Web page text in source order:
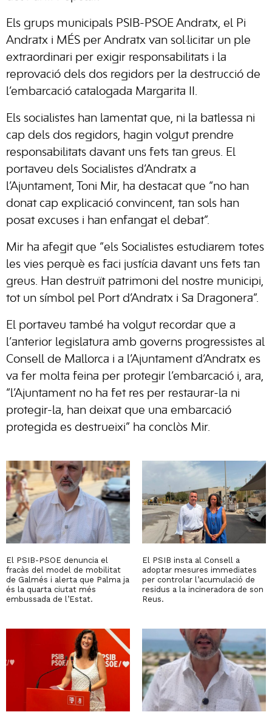
Els grups municipals PSIB-PSOE Andratx, el Pi
Andratx i MÉS per Andratx van sol·licitar un ple
extraordinari per exigir responsabilitats i la
reprovació dels dos regidors per la destrucció de
l’embarcació catalogada Margarita II.
Els socialistes han lamentat que, ni la batlessa ni
cap dels dos regidors, hagin volgut prendre
responsabilitats davant uns fets tan greus. El
portaveu dels Socialistes d’Andratx a
l’Ajuntament, Toni Mir, ha destacat que “no han
donat cap explicació convincent, tan sols han
posat excuses i han enfangat el debat”.
Mir ha afegit que “els Socialistes estudiarem totes
les vies perquè es faci justícia davant uns fets tan
greus. Han destruït patrimoni del nostre municipi,
tot un símbol pel Port d’Andratx i Sa Dragonera”.
El portaveu també ha volgut recordar que a
l’anterior legislatura amb governs progressistes al
Consell de Mallorca i a l’Ajuntament d’Andratx es
va fer molta feina per protegir l’embarcació i, ara,
“l’Ajuntament no ha fet res per restaurar-la ni
protegir-la, han deixat que una embarcació
protegida es destrueixi” ha conclòs Mir.
El PSIB-PSOE denuncia el
fracàs del model de mobilitat
de Galmés i alerta que Palma ja
és la quarta ciutat més
embussada de l’Estat.
El PSIB insta al Consell a
adoptar mesures immediates
per controlar l’acumulació de
residus a la incineradora de son
Reus.